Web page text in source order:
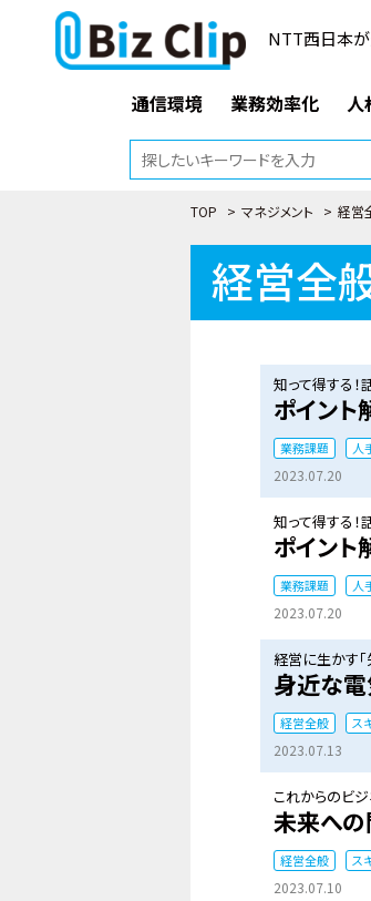
NTT西日本が
通信環境 業務効率化 人
TOP > マネジメント > 経営
経営全
知って得する！
ポイント
業務課題 人
2023.07.20
知って得する！
ポイント
業務課題 人
2023.07.20
経営に生かす「
身近な
経営全般 ス
2023.07.13
これからのビジ
未来への
経営全般 ス
2023.07.10